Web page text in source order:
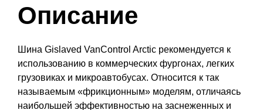
Описание
Шина Gislaved VanControl Arctic рекомендуется к
использованию в коммерческих фургонах, легких
грузовиках и микроавтобусах. Относится к так
называемым «фрикционным» моделям, отличаясь
наибольшей эффективностью на заснеженных и